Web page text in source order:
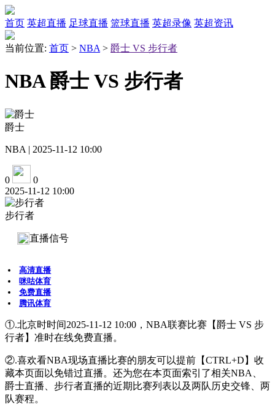
首页 英超直播 足球直播 篮球直播 英超录像 英超资讯
当前位置: 首页 > NBA > 爵士 VS 步行者
NBA 爵士 VS 步行者
爵士
NBA | 2025-11-12 10:00
0
0
2025-11-12 10:00
步行者
直播信号
高清直播
咪咕体育
免费直播
腾讯体育
①.北京时时间2025-11-12 10:00，NBA联赛比赛【爵士 VS 步
行者】准时在线免费直播。
②.喜欢看NBA现场直播比赛的朋友可以提前【CTRL+D】收
藏本页面以免错过直播。还为您在本页面索引了相关NBA、
爵士直播、步行者直播的近期比赛列表以及两队历史交锋、两
队赛程。